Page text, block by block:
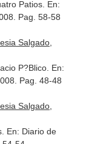
Patios. En:
Pag. 58-58
Salgado,
P?Blico. En:
Pag. 48-48
Salgado,
En: Diario de